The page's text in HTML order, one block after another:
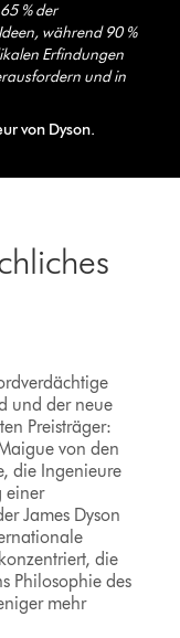
% der
während 90 %
Erfindungen
und in
von Dyson.
und der neue
Preisträger:
von den
die Ingenieure
einer
James Dyson
die
Philosophie des
mehr